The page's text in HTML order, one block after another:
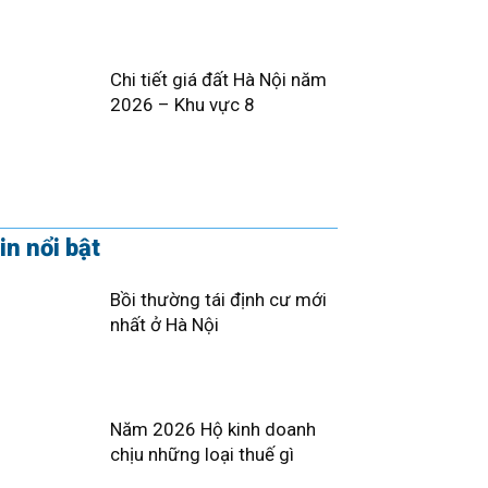
Chi tiết giá đất Hà Nội năm
2026 – Khu vực 8
nổi bật
Bồi thường tái định cư mới
nhất ở Hà Nội
Năm 2026 Hộ kinh doanh
chịu những loại thuế gì